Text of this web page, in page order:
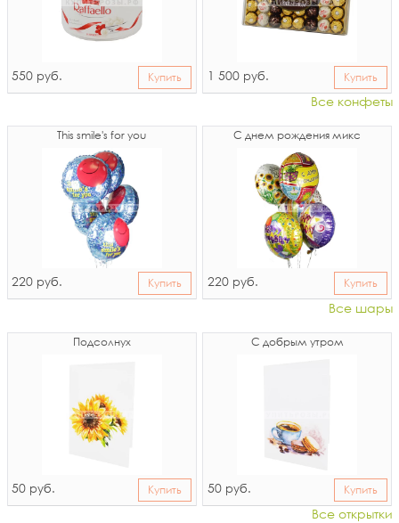
550 руб. Купить 1 500 руб. Купить
Все конфеты
This smile's for you
220 руб. Купить
С днем рождения микс
220 руб. Купить
Все шары
Подсолнух
50 руб. Купить
С добрым утром
50 руб. Купить
Все открытки